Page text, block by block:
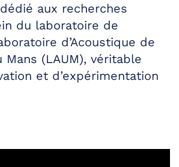
aux recherches
du laboratoire de
d’Acoustique de
Mans (LAUM), véritable
et d’expérimentation